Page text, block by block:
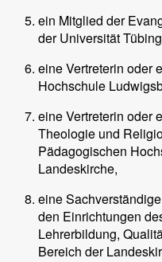
ein Mitglied der
der Universität
eine Vertreterin oder
Hochschule
eine Vertreterin oder
Theologie und
Pädagogischen
Landeskirche,
eine
den Einrichtungen
Lehrerbildung,
Bereich der